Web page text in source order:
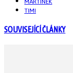
MARTÍNEK
TIMI
SOUVISEJÍCÍ ČLÁNKY